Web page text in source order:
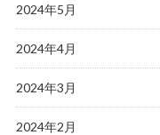
2024年5月
2024年4月
2024年3月
2024年2月